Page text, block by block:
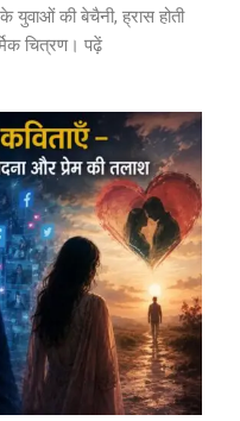
की बेचैनी, ह्रास होती
चित्रण। पढ़ें